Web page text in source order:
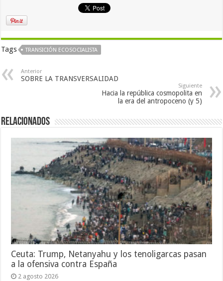
Tags TRANSICIÓN ECOSOCIALISTA
Anterior
SOBRE LA TRANSVERSALIDAD
Siguiente
Hacia la república cosmopolita en
la era del antropoceno (y 5)
Relacionados
Ceuta: Trump, Netanyahu y los tenoligarcas pasan
a la ofensiva contra España
2 agosto 2026